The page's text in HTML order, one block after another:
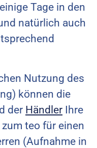
Tage in den
natürlich auch
Nutzung des
können die
der Händler Ihre
teo für einen
(Aufnahme in